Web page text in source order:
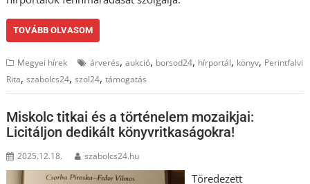
TOVÁBB OLVASOM
Megyei hírek árverés,aukció, borsod24, hírportál, könyv, Perintfalvi
Rita,szabolcs24,szol24,támogatás
Miskolc titkai és a történelem mozaikjai:
Licitáljon dedikált könyvritkaságokra!
2025.12.18. szabolcs24.hu
Töredezett